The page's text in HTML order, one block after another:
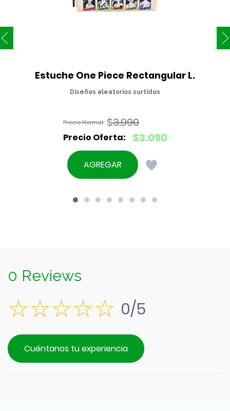
Estuche One Piece Rectangular L.
Diseños aleatorios surtidos
$3.990
El
precio
original
$3.090
El
precio
actual
$3.090.
AGREGAR
0 Reviews
0/5
Cuéntanos tu experiencia